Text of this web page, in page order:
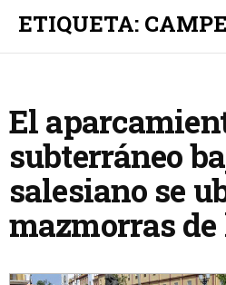
ETIQUETA:
El
subterráneo
salesiano se
mazmorras